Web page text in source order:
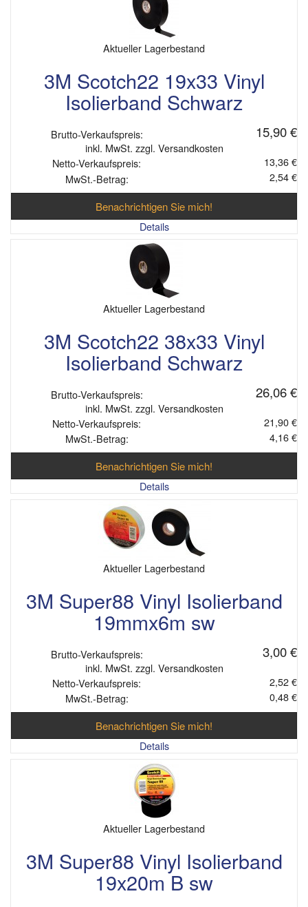
Aktueller Lagerbestand
3M Scotch22 19x33 Vinyl
Isolierband Schwarz
Brutto-Verkaufspreis: 15,90 €
inkl. MwSt. zzgl. Versandkosten
Netto-Verkaufspreis:
13,36 €
MwSt.-Betrag:
2,54 €
Benachrichtigen Sie mich!
Details
Aktueller Lagerbestand
3M Scotch22 38x33 Vinyl
Isolierband Schwarz
Brutto-Verkaufspreis: 26,06 €
inkl. MwSt. zzgl. Versandkosten
Netto-Verkaufspreis:
21,90 €
MwSt.-Betrag:
4,16 €
Benachrichtigen Sie mich!
Details
Aktueller Lagerbestand
3M Super88 Vinyl Isolierband
19mmx6m sw
Brutto-Verkaufspreis: 3,00 €
inkl. MwSt. zzgl. Versandkosten
Netto-Verkaufspreis:
2,52 €
MwSt.-Betrag:
0,48 €
Benachrichtigen Sie mich!
Details
Aktueller Lagerbestand
3M Super88 Vinyl Isolierband
19x20m B sw